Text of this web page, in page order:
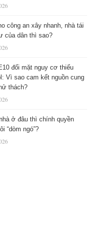
công an xây nhanh, nhà tái
của dân thì sao?
đối mặt nguy cơ thiếu
Vì sao cam kết nguồn cung
thách?
ở đâu thì chính quyền
“dòm ngó”?